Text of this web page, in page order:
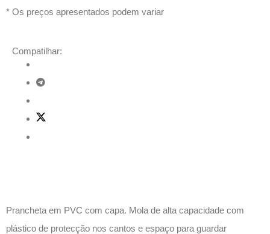
* Os preços apresentados podem variar
Compatilhar:
Prancheta em PVC com capa. Mola de alta capacidade com
plástico de protecção nos cantos e espaço para guardar